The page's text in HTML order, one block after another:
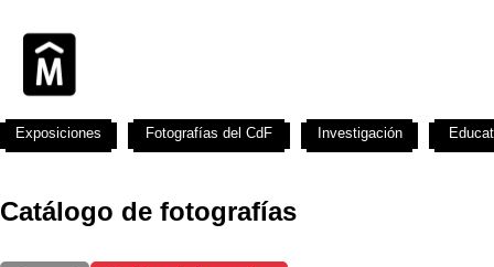
Catálogo de fotografías
Exposiciones Fotografías del CdF Investigación